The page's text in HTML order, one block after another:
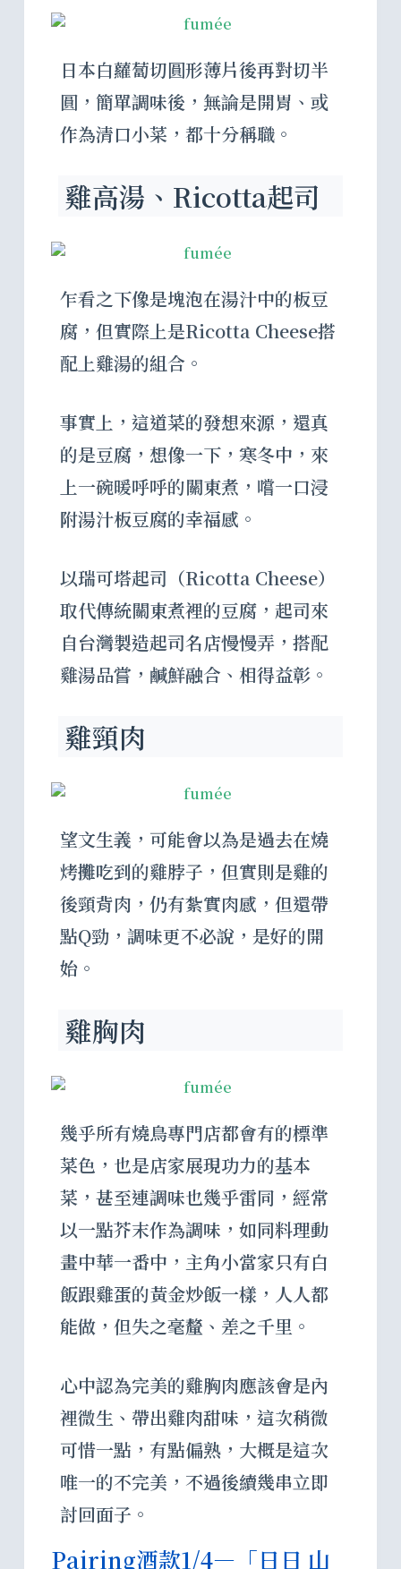
日本白蘿蔔切圓形薄片後再對切半
圓，簡單調味後，無論是開胃、或
作為清口小菜，都十分稱職。
雞高湯、Ricotta起司
乍看之下像是塊泡在湯汁中的板豆
腐，但實際上是Ricotta Cheese搭
配上雞湯的組合。
事實上，這道菜的發想來源，還真
的是豆腐，想像一下，寒冬中，來
上一碗暖呼呼的關東煮，嚐一口浸
附湯汁板豆腐的幸福感。
以瑞可塔起司（Ricotta Cheese）
取代傳統關東煮裡的豆腐，起司來
自台灣製造起司名店慢慢弄，搭配
雞湯品嘗，鹹鮮融合、相得益彰。
雞頸肉
望文生義，可能會以為是過去在燒
烤攤吃到的雞脖子，但實則是雞的
後頸背肉，仍有紮實肉感，但還帶
點Q勁，調味更不必說，是好的開
始。
雞胸肉
幾乎所有燒鳥專門店都會有的標準
菜色，也是店家展現功力的基本
菜，甚至連調味也幾乎雷同，經常
以一點芥末作為調味，如同料理動
畫中華一番中，主角小當家只有白
飯跟雞蛋的黃金炒飯一樣，人人都
能做，但失之毫釐、差之千里。
心中認為完美的雞胸肉應該會是內
裡微生、帶出雞肉甜味，這次稍微
可惜一點，有點偏熟，大概是這次
唯一的不完美，不過後續幾串立即
討回面子。
Pairing酒款1/4—「日日 山